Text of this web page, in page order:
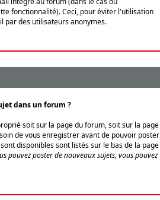
fonctionnalité). Ceci, pour éviter l'utilisation
par des utilisateurs anonymes.
dans un forum ?
soit sur la page du forum, soit sur la page
de vous enregistrer avant de pouvoir poster
disponibles sont listés sur le bas de la page
pouvez poster de nouveaux sujets, vous pouvez